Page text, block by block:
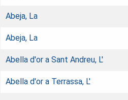
Abeja, La
Abeja, La
Abella d'or a Sant Andreu, L'
Abella d'or a Terrassa, L'